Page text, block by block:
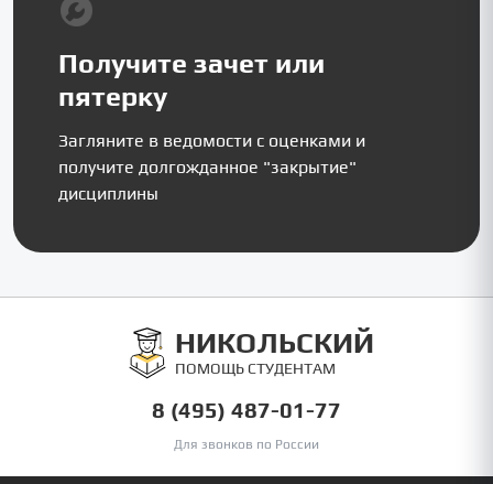
Получите зачет или
пятерку
Загляните в ведомости с оценками и
получите долгожданное "закрытие"
дисциплины
НИКОЛЬСКИЙ
ПОМОЩЬ СТУДЕНТАМ
8 (495) 487-01-77
Для звонков по России